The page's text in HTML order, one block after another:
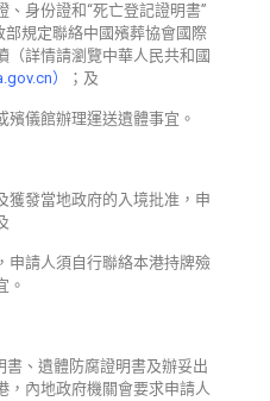
身份證和“死亡登記證明書”
部規定聯絡中國殯葬協會國際
（詳情請瀏覽中華人民共和國
） ；及
儀館辦理運送遺體事宜。
獲發當地政府的入境批准，申
申請人須自行聯絡本港持牌殮
。
、遺體防腐證明書及辦妥出
，內地政府機關會要求申請人